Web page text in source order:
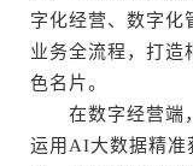
字化经营、数字化
业务全流程，打造
色名片。
在数字经营端，
运用AI大数据精准